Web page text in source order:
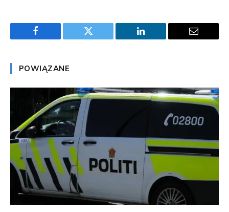
Facebook Twitter LinkedIn Email
POWIĄZANE